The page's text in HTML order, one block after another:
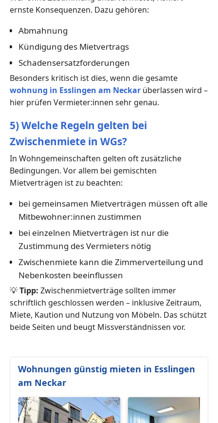
ernste Konsequenzen. Dazu gehören:
Abmahnung
Kündigung des Mietvertrags
Schadensersatzforderungen
Besonders kritisch ist dies, wenn die gesamte
wohnung in Esslingen am Neckar überlassen wird –
hier prüfen Vermieter:innen sehr genau.
5) Welche Regeln gelten bei
Zwischenmiete in WGs?
In Wohngemeinschaften gelten oft zusätzliche
Bedingungen. Vor allem bei gemischten
Mietverträgen ist zu beachten:
bei gemeinsamen Mietverträgen müssen oft alle
Mitbewohner:innen zustimmen
bei einzelnen Mietverträgen ist nur die
Zustimmung des Vermieters nötig
Zwischenmiete kann die Zimmerverteilung und
Nebenkosten beeinflussen
💡Tipp: Zwischenmietverträge sollten immer
schriftlich geschlossen werden – inklusive Zeitraum,
Miete, Kaution und Nutzung von Möbeln. Das schützt
beide Seiten und beugt Missverständnissen vor.
Wohnungen günstig mieten in Esslingen
am Neckar